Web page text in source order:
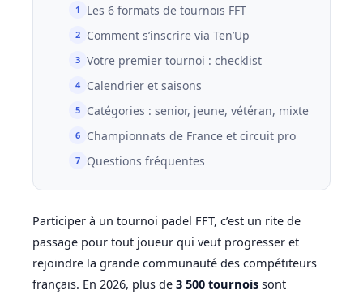
Les 6 formats de tournois FFT
Comment s’inscrire via Ten’Up
Votre premier tournoi : checklist
Calendrier et saisons
Catégories : senior, jeune, vétéran, mixte
Championnats de France et circuit pro
Questions fréquentes
Participer à un tournoi padel FFT, c’est un rite de
passage pour tout joueur qui veut progresser et
rejoindre la grande communauté des compétiteurs
français. En 2026, plus de 3 500 tournois sont